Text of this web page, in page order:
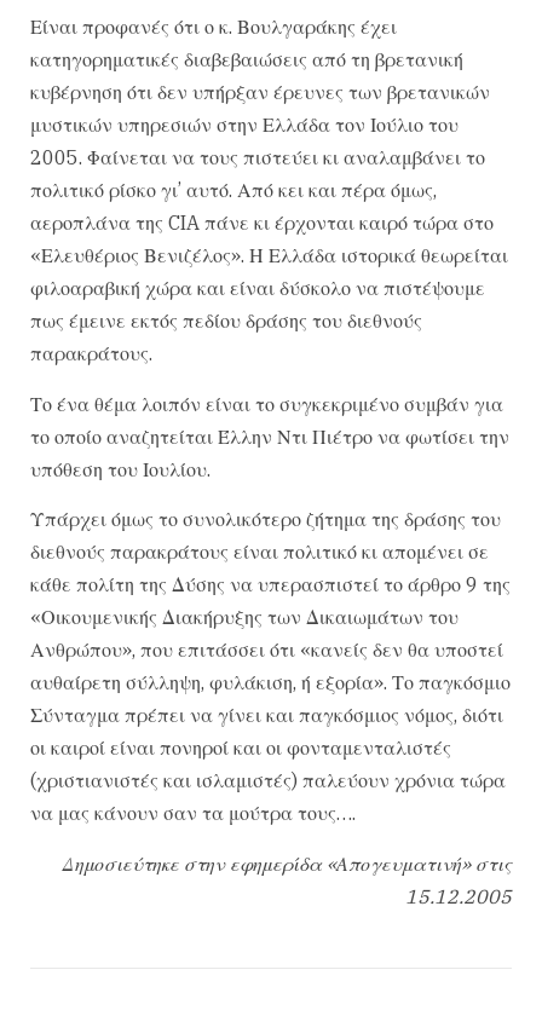
Είναι προφανές ότι ο κ. Βουλγαράκης έχει
κατηγορηματικές διαβεβαιώσεις από τη βρετανική
κυβέρνηση ότι δεν υπήρξαν έρευνες των βρετανικών
μυστικών υπηρεσιών στην Ελλάδα τον Ιούλιο του
2005. Φαίνεται να τους πιστεύει κι αναλαμβάνει το
πολιτικό ρίσκο γι’ αυτό. Από κει και πέρα όμως,
αεροπλάνα της CIA πάνε κι έρχονται καιρό τώρα στο
«Ελευθέριος Βενιζέλος». Η Ελλάδα ιστορικά θεωρείται
φιλοαραβική χώρα και είναι δύσκολο να πιστέψουμε
πως έμεινε εκτός πεδίου δράσης του διεθνούς
παρακράτους.
Το ένα θέμα λοιπόν είναι το συγκεκριμένο συμβάν για
το οποίο αναζητείται Έλλην Ντι Πιέτρο να φωτίσει την
υπόθεση του Ιουλίου.
Υπάρχει όμως το συνολικότερο ζήτημα της δράσης του
διεθνούς παρακράτους είναι πολιτικό κι απομένει σε
κάθε πολίτη της Δύσης να υπερασπιστεί το άρθρο 9 της
«Οικουμενικής Διακήρυξης των Δικαιωμάτων του
Ανθρώπου», που επιτάσσει ότι «κανείς δεν θα υποστεί
αυθαίρετη σύλληψη, φυλάκιση, ή εξορία». Το παγκόσμιο
Σύνταγμα πρέπει να γίνει και παγκόσμιος νόμος, διότι
οι καιροί είναι πονηροί και οι φονταμενταλιστές
(χριστιανιστές και ισλαμιστές) παλεύουν χρόνια τώρα
να μας κάνουν σαν τα μούτρα τους….
Δημοσιεύτηκε στην εφημερίδα «Απογευματινή» στις
15.12.2005